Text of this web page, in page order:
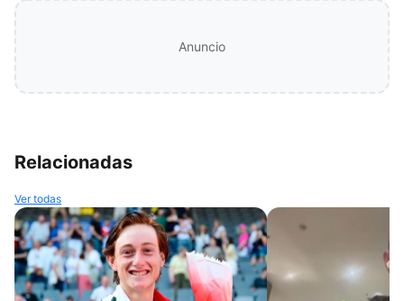
Anuncio
Relacionadas
Ver todas